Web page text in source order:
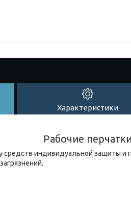
Характеристики
Рабочие перчатки
средств индивидуальной защиты